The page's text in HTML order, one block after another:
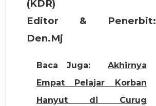
(KDR)
Editor & Penerbit:
Den.Mj
Baca Juga:
Akhirnya
Empat Pelajar Korban
Hanyut di Curug